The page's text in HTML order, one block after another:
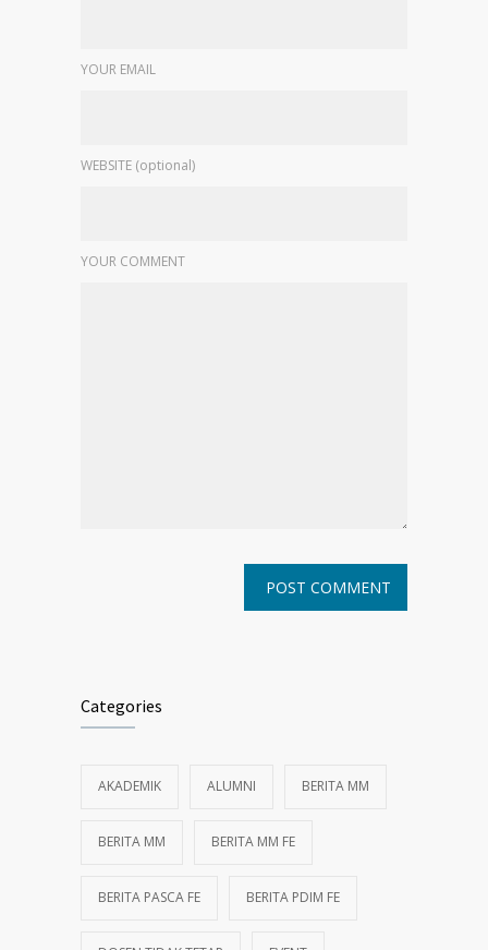
YOUR EMAIL
WEBSITE (optional)
YOUR COMMENT
Categories
AKADEMIK ALUMNI BERITA MM
BERITA MM BERITA MM FE
BERITA PASCA FE BERITA PDIM FE